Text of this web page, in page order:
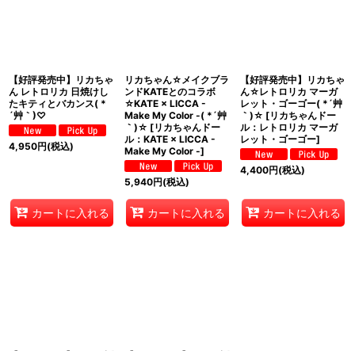
絞り込む
【好評発売中】リカちゃ
ん レトロリカ 日焼けし
たキティとバカンス( *
´艸｀)♡
4,950円(税込)
カートに入れる
リカちゃん☆メイクブラ
ンドKATEとのコラボ
☆KATE × LICCA -
Make My Color -( *´艸
｀)☆ [リカちゃんドー
ル：KATE × LICCA -
Make My Color -]
5,940円(税込)
カートに入れる
【好評発売中】リカちゃ
ん☆レトロリカ マーガ
レット・ゴーゴー( *´艸
｀)☆ [リカちゃんドー
ル：レトロリカ マーガ
レット・ゴーゴー]
4,400円(税込)
カートに入れる